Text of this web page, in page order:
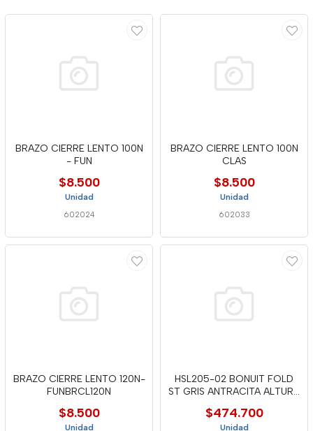
BRAZO CIERRE LENTO 100N
- FUN
$8.500
Unidad
602024
BRAZO CIERRE LENTO 100N
CLAS
$8.500
Unidad
602033
BRAZO CIERRE LENTO 120N-
FUNBRCL120N
$8.500
Unidad
HSL205-02 BONUIT FOLD
ST GRIS ANTRACITA ALTURA
$474.700
Unidad